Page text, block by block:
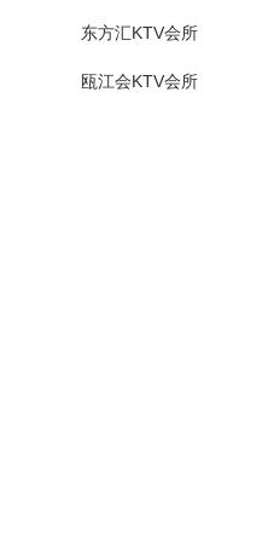
东方汇KTV会所
瓯江会KTV会所